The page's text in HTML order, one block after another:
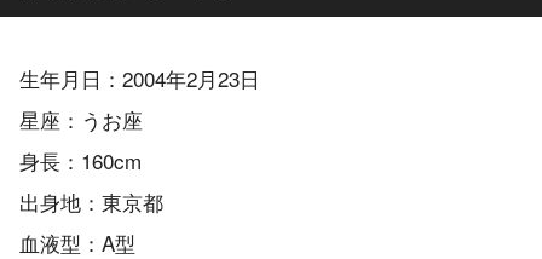
生年月日：2004年2月23日
星座：うお座
身長：160cm
出身地：東京都
血液型：A型